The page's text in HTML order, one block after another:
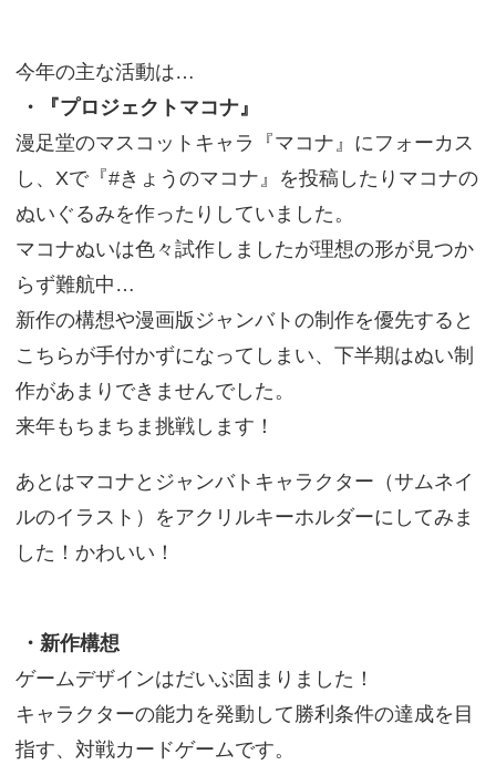
今年の主な活動は…
・『プロジェクトマコナ』
漫足堂のマスコットキャラ『マコナ』にフォーカス
し、Xで『#きょうのマコナ』を投稿したりマコナの
ぬいぐるみを作ったりしていました。
マコナぬいは色々試作しましたが理想の形が見つか
らず難航中…
新作の構想や漫画版ジャンバトの制作を優先すると
こちらが手付かずになってしまい、下半期はぬい制
作があまりできませんでした。
来年もちまちま挑戦します！
あとはマコナとジャンバトキャラクター（サムネイ
ルのイラスト）をアクリルキーホルダーにしてみま
した！かわいい！
・新作構想
ゲームデザインはだいぶ固まりました！
キャラクターの能力を発動して勝利条件の達成を目
指す、対戦カードゲームです。